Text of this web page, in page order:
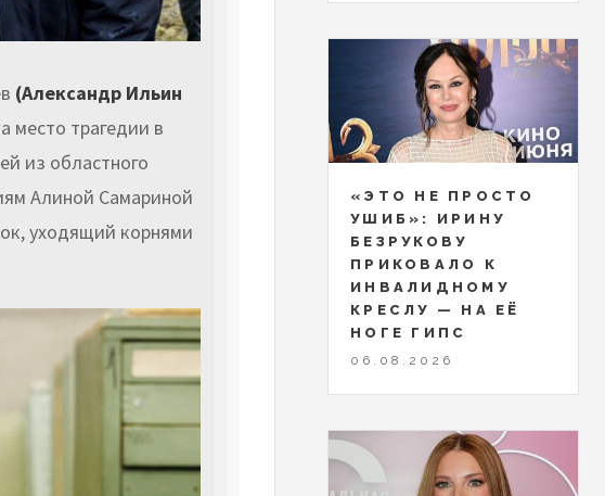
(Александр Ильин
место трагедии в
из областного
Алиной Самариной
уходящий корнями
«ЭТО НЕ ПРОСТО
УШИБ»: ИРИНУ
БЕЗРУКОВУ
ПРИКОВАЛО К
ИНВАЛИДНОМУ
КРЕСЛУ — НА ЕЁ
НОГЕ ГИПС
06.08.2026